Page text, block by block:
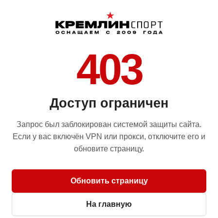
403
Доступ ограничен
Запрос был заблокирован системой защиты сайта.
Если у вас включён VPN или прокси, отключите его и
обновите страницу.
Обновить страницу
На главную